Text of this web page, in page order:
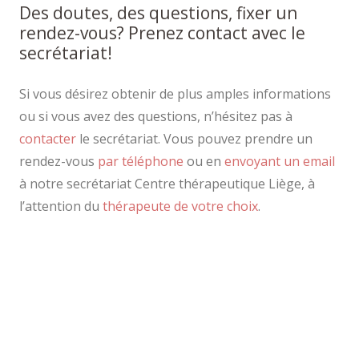
Des doutes, des questions, fixer un
rendez-vous? Prenez contact avec le
secrétariat!
Si vous désirez obtenir de plus amples informations
ou si vous avez des questions, n’hésitez pas à
contacter le secrétariat. Vous pouvez prendre un
rendez-vous par téléphone ou en envoyant un email
à notre secrétariat Centre thérapeutique Liège, à
l’attention du thérapeute de votre choix.